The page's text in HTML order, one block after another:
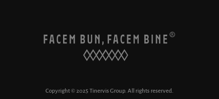
Copyright © 2025 Tinervis Group. All rights reserved.